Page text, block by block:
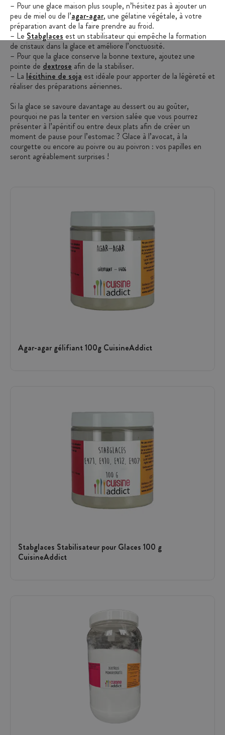
– Pour une glace maison plus souple, n’hésitez pas à ajouter un
peu de miel ou de l’agar-agar, une gélatine végétale, à votre
préparation avant de la faire prendre au froid.
– Le Stabglaces est un stabilisateur qui empêche la formation
de cristaux dans la glace et améliore l’onctuosité.
– Pour que la glace conserve la bonne texture, ajoutez une
pointe de dextrose afin de la stabiliser.
– La lécithine de soja est idéale pour apporter de la légèreté et
réaliser des préparations aériennes.
Si la glace se savoure davantage au dessert ou au goûter,
pourquoi ne pas la tenter en version salée que vous pourrez
présenter à l’apéritif ou entre deux plats afin de créer un
moment de pause pour l’estomac ? Glace à l’avocat, à la
courgette ou encore au poivre ou au poivron : vos papilles en
seront agréablement surprises !
Agar-agar gélifiant 100g CuisineAddict
Stabglaces Stabilisateur pour Glaces 100 g
CuisineAddict